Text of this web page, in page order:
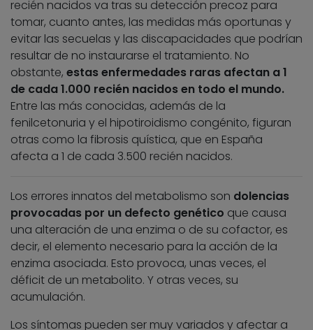
recién nacidos va tras su detección precoz para
tomar, cuanto antes, las medidas más oportunas y
evitar las secuelas y las discapacidades que podrían
resultar de no instaurarse el tratamiento. No
obstante, estas enfermedades raras afectan a 1
de cada 1.000 recién nacidos en todo el mundo.
Entre las más conocidas, además de la
fenilcetonuria y el hipotiroidismo congénito, figuran
otras como la fibrosis quística, que en España
afecta a 1 de cada 3.500 recién nacidos.
Los errores innatos del metabolismo son dolencias
provocadas por un defecto genético que causa
una alteración de una enzima o de su cofactor, es
decir, el elemento necesario para la acción de la
enzima asociada. Esto provoca, unas veces, el
déficit de un metabolito. Y otras veces, su
acumulación.
Los síntomas pueden ser muy variados y afectar a